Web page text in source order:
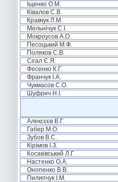
Іщенко О.М.
Ківалов С.В.
Кравчук Л.М.
Мельнічук С.І.
Мокроусов А.О.
Песоцький М.Ф.
Поляков С.В.
Сігал Є.Я.
Фесенко К.Г.
Франчук І.А.
Чукмасов С.О.
Шуфрич Н.І.
Алексєєв В.Г.
Габер М.О.
Зубов В.С.
Кірімов І.З.
Косаківський Л.Г.
Настенко О.А.
Онопенко В.В.
Пилипчук І.М.